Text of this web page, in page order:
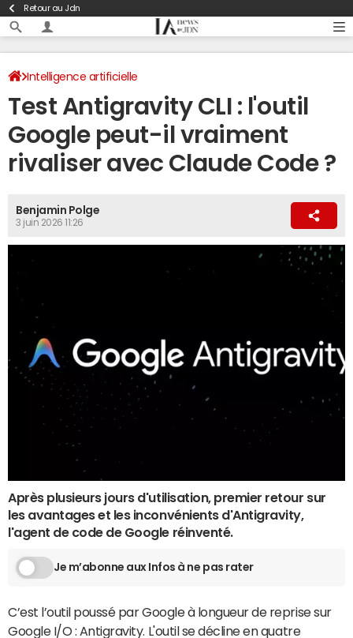
Retour au Jdn
Intelligence artificielle
Test Antigravity CLI : l'outil
Google peut-il vraiment
rivaliser avec Claude Code ?
Benjamin Polge
3 juin 2026 11:26
Après plusieurs jours d'utilisation, premier retour sur
les avantages et les inconvénients d'Antigravity,
l'agent de code de Google réinventé.
Je m’abonne aux Infos à ne pas rater
C’est l’outil poussé par Google à longueur de reprise sur
Google I/O : Antigravity. L'outil se décline en quatre